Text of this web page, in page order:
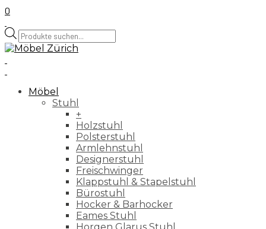
0
Products
search
Möbel
Stuhl
+
Holzstuhl
Polsterstuhl
Armlehnstuhl
Designerstuhl
Freischwinger
Klappstuhl & Stapelstuhl
Bürostuhl
Hocker & Barhocker
Eames Stuhl